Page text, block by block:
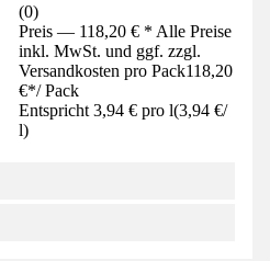
(0)
Preis — 118,20 € * Alle Preise
inkl. MwSt. und ggf. zzgl.
Versandkosten pro Pack118,20
€*/ Pack
Entspricht 3,94 € pro l(3,94 €/
l)